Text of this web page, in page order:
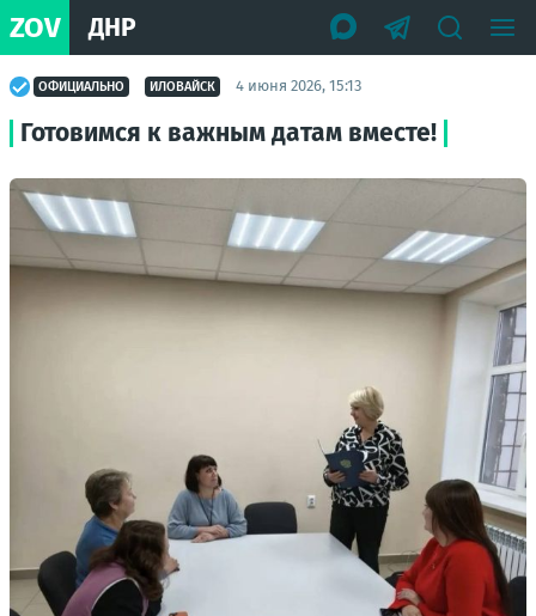
ZOV ДНР
ОФИЦИАЛЬНО ИЛОВАЙСК 4 июня 2026, 15:13
Готовимся к важным датам вместе!